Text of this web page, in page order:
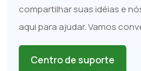
compartilhar suas idéias e
aqui para ajudar. Vamos
Centro de suporte